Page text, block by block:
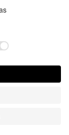
Registruotis